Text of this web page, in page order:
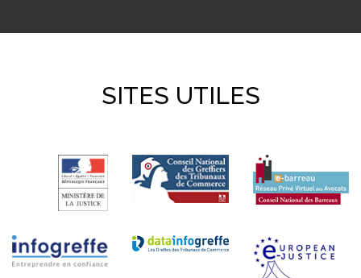
SITES UTILES